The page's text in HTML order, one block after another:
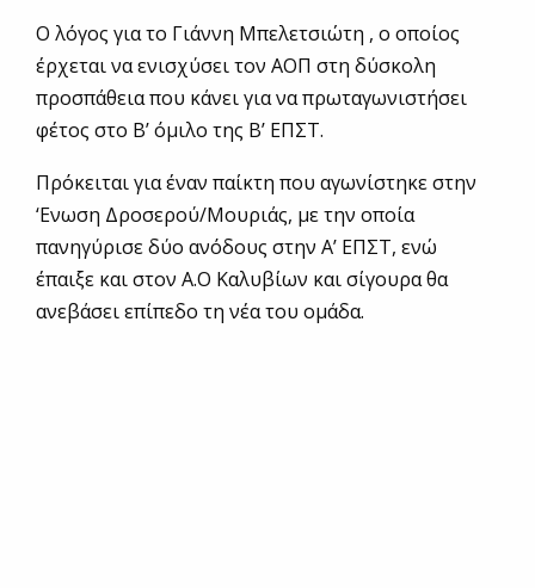
Ο λόγος για το Γιάννη Μπελετσιώτη , ο οποίος
έρχεται να ενισχύσει τον ΑΟΠ στη δύσκολη
προσπάθεια που κάνει για να πρωταγωνιστήσει
φέτος στο Β’ όμιλο της Β’ ΕΠΣΤ.
Πρόκειται για έναν παίκτη που αγωνίστηκε στην
‘Ενωση Δροσερού/Μουριάς, με την οποία
πανηγύρισε δύο ανόδους στην Α’ ΕΠΣΤ, ενώ
έπαιξε και στον Α.Ο Καλυβίων και σίγουρα θα
ανεβάσει επίπεδο τη νέα του ομάδα.